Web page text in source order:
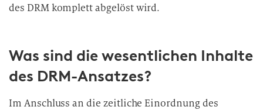
des DRM komplett abgelöst wird.
Was sind die wesentlichen Inhalte
des DRM-Ansatzes?
Im Anschluss an die zeitliche Einordnung des